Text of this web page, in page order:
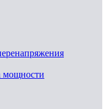
мощности